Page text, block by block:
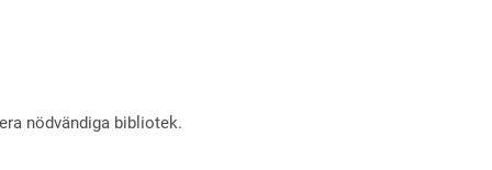
nödvändiga bibliotek.